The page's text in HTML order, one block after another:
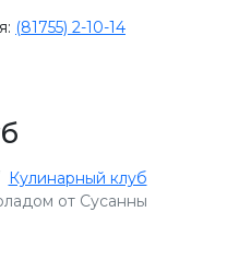
(81755) 2-10-14
Кулинарный клуб
от Сусанны